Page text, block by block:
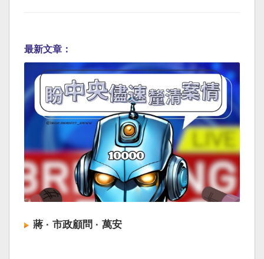
最新文章：
蔣 · 市政顧問 · 萬安